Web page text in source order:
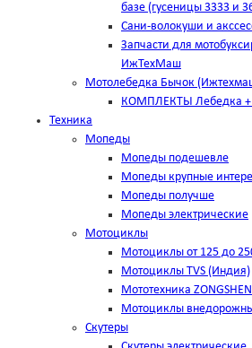
базе (гусеницы 3333 и
Сани-волокуши и
Запчасти для
ИжТехМаш
Мотолебедка Бычок
КОМПЛЕКТЫ Лебедка +
Техника
Мопеды
Мопеды подешевле
Мопеды крупные
Мопеды получше
Мопеды электрические
Мотоциклы
Мотоциклы от 125 до
Мотоциклы TVS (Индия)
Мототехника ZONGSHEN
Мотоциклы
Скутеры